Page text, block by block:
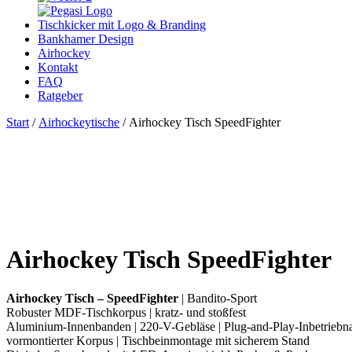
Tischkicker mit Logo & Branding
Bankhamer Design
Airhockey
Kontakt
FAQ
Ratgeber
Start / Airhockeytische / Airhockey Tisch SpeedFighter
Airhockey Tisch SpeedFighter
Airhockey Tisch – SpeedFighter | Bandito-Sport
Robuster MDF-Tischkorpus | kratz- und stoßfest
Aluminium-Innenbanden | 220-V-Gebläse | Plug-and-Play-
vormontierter Korpus | Tischbeinmontage mit sicherem Stand